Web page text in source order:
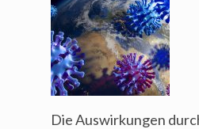
Die Auswirkungen